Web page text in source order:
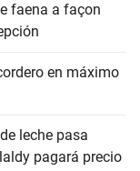
faena a façon
en máximo
leche pasa
pagará precio